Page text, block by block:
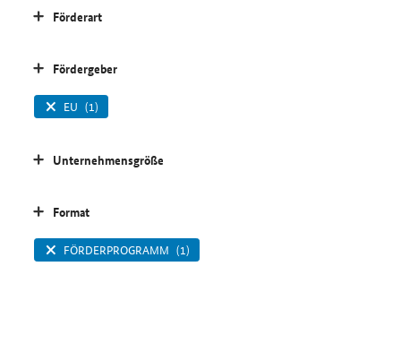
Förderart
Fördergeber
EU (1)
Unternehmensgröße
Format
FÖRDERPROGRAMM (1)